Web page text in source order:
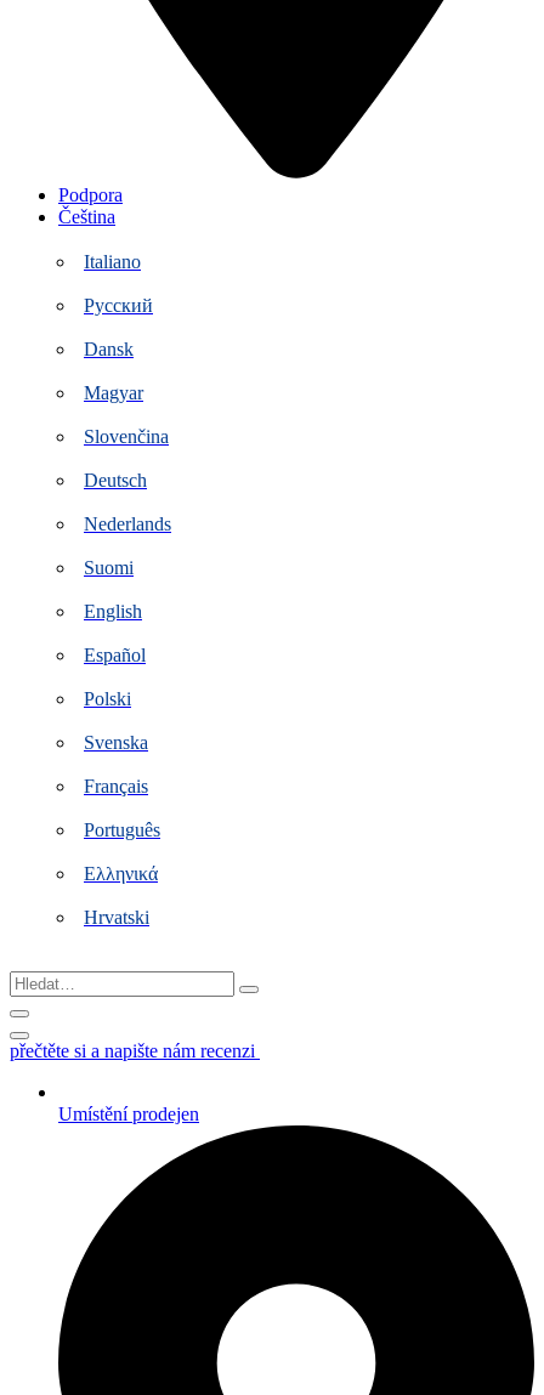
Podpora
Čeština
Italiano
Русский
Dansk
Magyar
Slovenčina
Deutsch
Nederlands
Suomi
English
Español
Polski
Svenska
Français
Português
Ελληνικά
Hrvatski
Hledat…
přečtěte si a napište nám recenzi
Umístění prodejen